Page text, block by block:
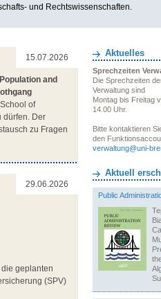
und Rechtswissenschaften.
15.07.2026
and
of
dürfen. Der
zu Fragen
29.06.2026
geplanten
(SPV)
Aktuelles
Sprechzeiten
Die Sprechzeiten
Verwaltung sind
Montag bis Freitag
14.00 Uhr.
Bitte kontaktieren
den
verwaltung@uni-
Aktuell
Public